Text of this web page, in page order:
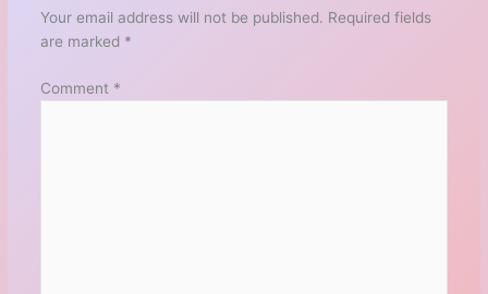
Your email address will not be published. Required fields
are marked *
Comment *